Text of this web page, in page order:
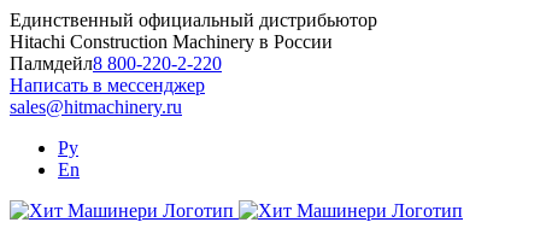
Skip
to
content
Единственный официальный дистрибьютор
Hitachi Construction Machinery в России
Палмдейл8 800-220-2-220
Написать в мессенджер
sales@hitmachinery.ru
Ру
En